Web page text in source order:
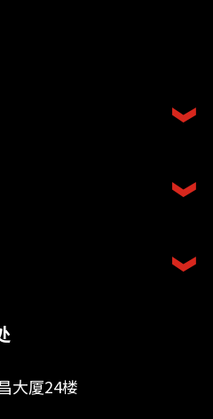
大厦24楼